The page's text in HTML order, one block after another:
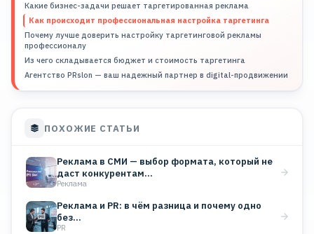
Какие бизнес-задачи решает таргетированная реклама
Как происходит профессиональная настройка таргетинга
Почему лучше доверить настройку таргетинговой рекламы
профессионалу
Из чего складывается бюджет и стоимость таргетинга
Агентство PRslon — ваш надежный партнер в digital-продвижении
ПОХОЖИЕ СТАТЬИ
Реклама в СМИ — выбор формата, который не
даст конкурентам…
Реклама
Реклама и PR: в чём разница и почему одно
без…
PR